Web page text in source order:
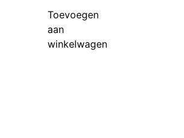
Toevoegen
aan
winkelwagen